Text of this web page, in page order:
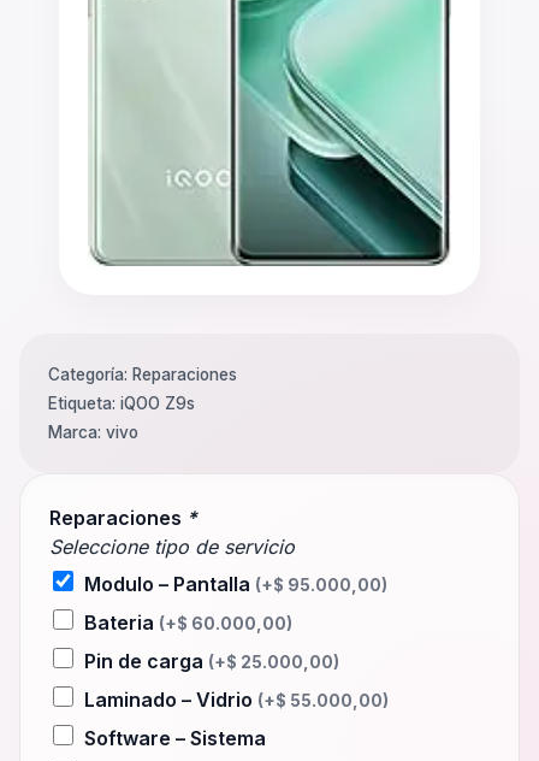
Reparaciones *
Seleccione tipo de servicio
Modulo – Pantalla (+$ 95.000,00)
Bateria (+$ 60.000,00)
Pin de carga (+$ 25.000,00)
Laminado – Vidrio (+$ 55.000,00)
Software – Sistema
Categoría: Reparaciones
Etiqueta: iQOO Z9s
Marca: vivo